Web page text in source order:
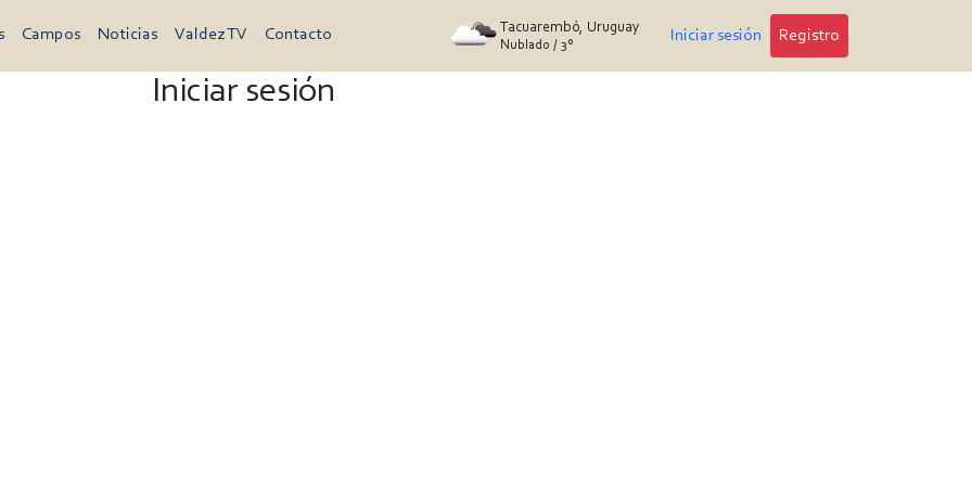
Campos Noticias Valdez TV Contacto Tacuarembó, Uruguay
Nublado / 3° Iniciar sesión Registro
Iniciar sesión